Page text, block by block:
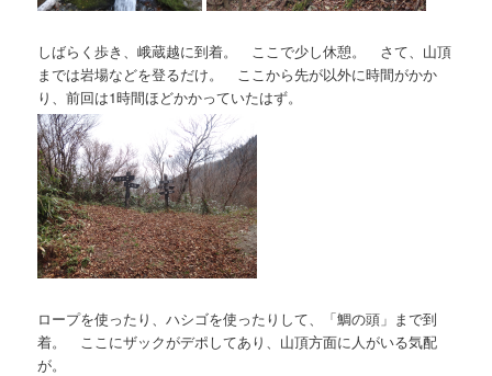
しばらく歩き、峨蔵越に到着。 ここで少し休憩。 さて、山頂
までは岩場などを登るだけ。 ここから先が以外に時間がかか
り、前回は1時間ほどかかっていたはず。
ロープを使ったり、ハシゴを使ったりして、「鯛の頭」まで到
着。 ここにザックがデポしてあり、山頂方面に人がいる気配
が。